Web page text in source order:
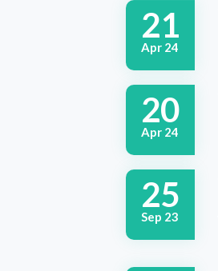
21
Apr 24
20
Apr 24
25
Sep 23